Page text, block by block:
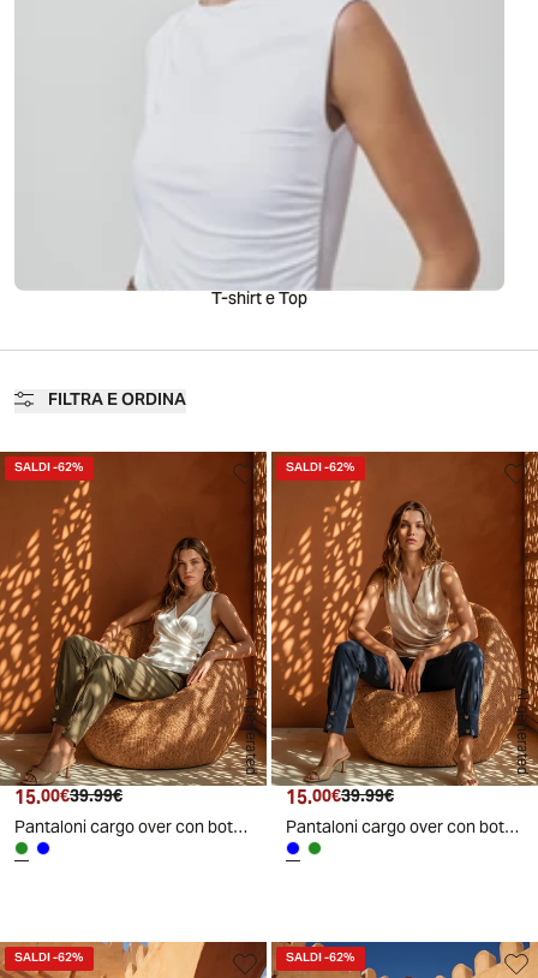
T-shirt e Top
FILTRA E ORDINA
AI generated
SALDI-62%
Prezzo attuale
15.00€ Prezzo originale
39.99€
Pantaloni cargo over con bottoni per donna - Ve.milit.
AI generated
SALDI-62%
Prezzo attuale
15.00€ Prezzo originale
39.99€
Pantaloni cargo over con bottoni per donna - Blu
SALDI-62% SALDI-62%